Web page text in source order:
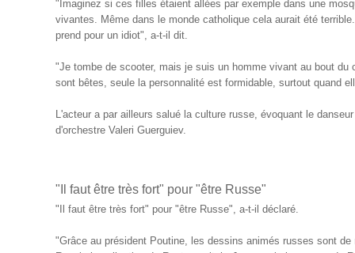
"Imaginez si ces filles étaient allées par exemple dans une
vivantes. Même dans le monde catholique cela aurait été
prend pour un idiot", a-t-il dit.
"Je tombe de scooter, mais je suis un homme vivant au bout du
sont bêtes, seule la personnalité est formidable, surtout quand
L'acteur a par ailleurs salué la culture russe, évoquant le
d'orchestre Valeri Guerguiev.
"Il faut être très fort" pour "être Russe"
"Il faut être très fort" pour "être Russe", a-t-il déclaré.
"Grâce au président Poutine, les dessins animés russes sont